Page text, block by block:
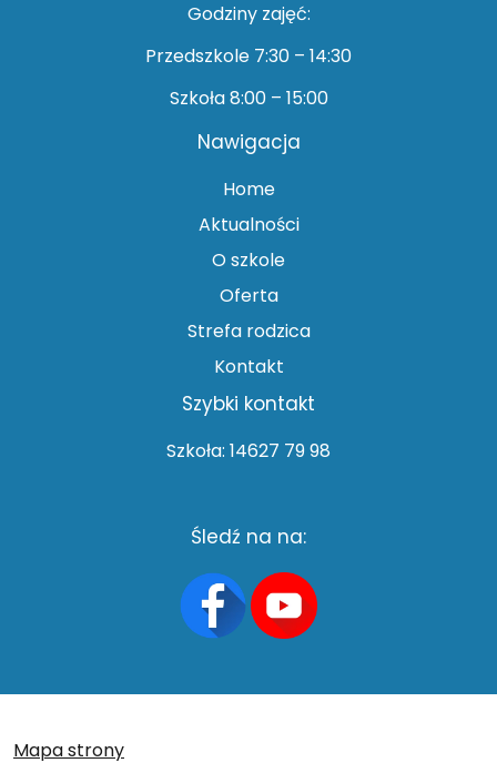
Godziny zajęć:
Przedszkole 7:30 – 14:30
Szkoła 8:00 – 15:00
Nawigacja
Home
Aktualności
O szkole
Oferta
Strefa rodzica
Kontakt
Szybki kontakt
Szkoła: 14627 79 98
Śledź na na:
Mapa strony